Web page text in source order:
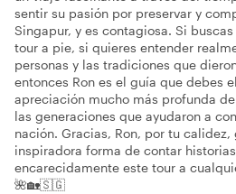
sentir su pasión por preservar y
Singapur, y es contagiosa. Si
tour a pie, si quieres entender
personas y las tradiciones que
entonces Ron es el guía que debes
apreciación mucho más profunda
las generaciones que ayudaron a
nación. Gracias, Ron, por tu
inspiradora forma de contar
encarecidamente este tour a
🌺🏡🇸🇬